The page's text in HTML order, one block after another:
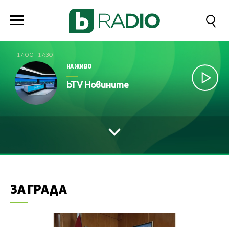
17:00 17:30
НА ЖИВО
bTV Новините
ЗА ГРАДА